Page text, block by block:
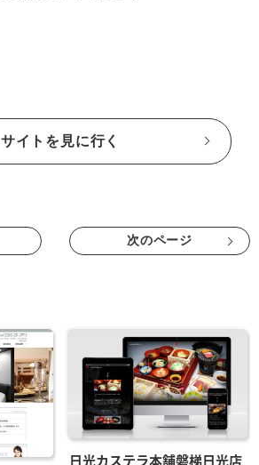
サイトを見に行く
次のページ
日光カステラ本舗磐梯日光店